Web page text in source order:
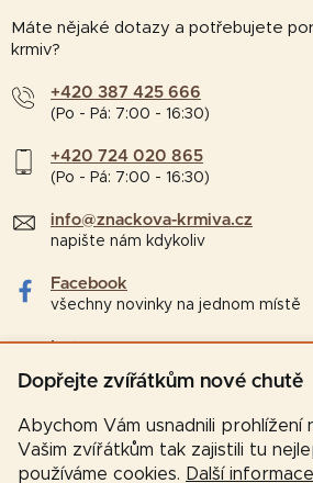
Dopřejte zvířátkům nové chutě
Abychom Vám usnadnili prohlížení
Vašim zvířátkům tak zajistili tu
používáme cookies. Další informace
Máte nějaké dotazy a potřebujete
krmiv?
+420 387 425 666
(Po - Pá: 7:00 - 16:30)
+420 724 020 865
(Po - Pá: 7:00 - 16:30)
info@znackova-krmiva.cz
napište nám kdykoliv
Facebook
všechny novinky na jednom místě
Instagram
tipy a zajímavosti pro chovatele